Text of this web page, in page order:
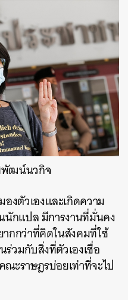
พัฒน์นวกิจ
งตัวเองและเกิดความ
นักแปล มีการงานที่มั่นคง
กกว่าที่คิดในสังคมที่ใช้
วมกับสิ่งที่ตัวเองเชื่อ
ะราษฎรบ่อยเท่าที่จะไป